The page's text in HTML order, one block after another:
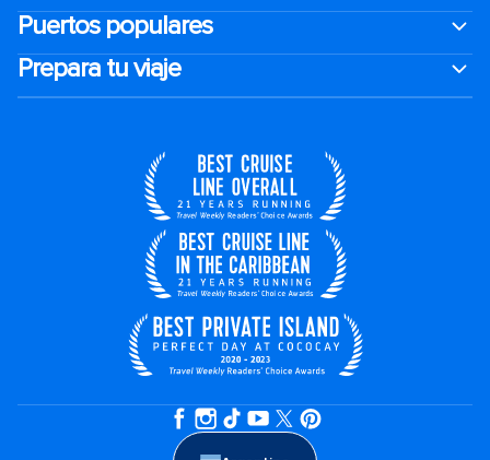
Puertos populares
Prepara tu viaje